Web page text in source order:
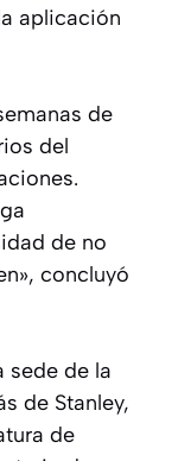
aplicación
de
del
de no
concluyó
sede de la
de Stanley,
de